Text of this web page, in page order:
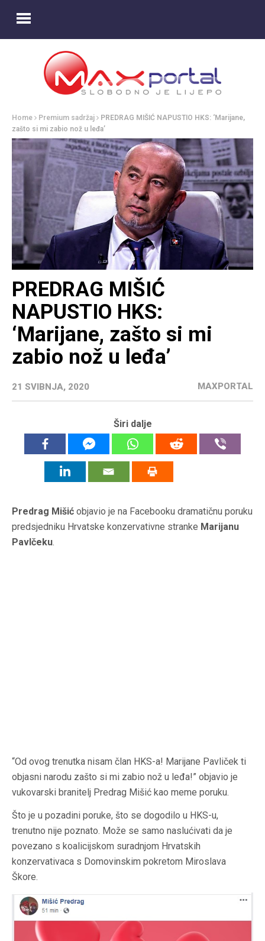
Home Premium sadržaj
PREDRAG MIŠIĆ NAPUSTIO HKS: ‘Marijane,
zašto si mi zabio nož u leđa’
PREDRAG MIŠIĆ
NAPUSTIO HKS:
‘Marijane, zašto si mi
zabio nož u leđa’
21 SVIBNJA, 2020 MAXPORTAL
Širi dalje
Predrag Mišić objavio je na Facebooku dramatičnu poruku
predsjedniku Hrvatske konzervativne stranke Marijanu
Pavlčeku.
“Od ovog trenutka nisam član HKS-a! Marijane Pavliček ti
objasni narodu zašto si mi zabio nož u leđa!” objavio je
vukovarski branitelj Predrag Mišić kao meme poruku.
Što je u pozadini poruke, što se dogodilo u HKS-u,
trenutno nije poznato. Može se samo naslućivati da je
povezano s koalicijskom suradnjom Hrvatskih
konzervativaca s Domovinskim pokretom Miroslava
Škore.